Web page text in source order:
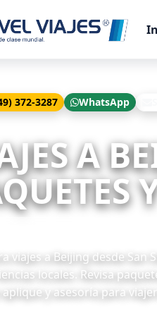
372-3287 WhatsApp
A
viajes a Beijing desde
locales. Revisa
aplique y asesoría para